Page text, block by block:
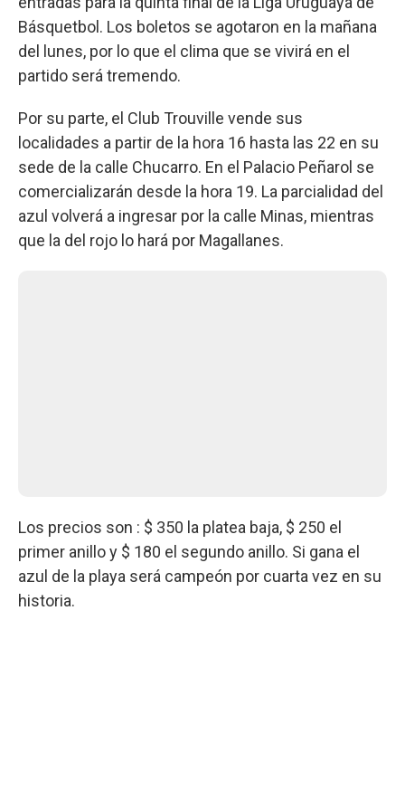
Básquetbol. Los boletos se agotaron en la mañana
del lunes, por lo que el clima que se vivirá en el
partido será tremendo.
Por su parte, el Club Trouville vende sus
localidades a partir de la hora 16 hasta las 22 en su
sede de la calle Chucarro. En el Palacio Peñarol se
comercializarán desde la hora 19. La parcialidad del
azul volverá a ingresar por la calle Minas, mientras
que la del rojo lo hará por Magallanes.
Los precios son : $ 350 la platea baja, $ 250 el
primer anillo y $ 180 el segundo anillo. Si gana el
azul de la playa será campeón por cuarta vez en su
historia.